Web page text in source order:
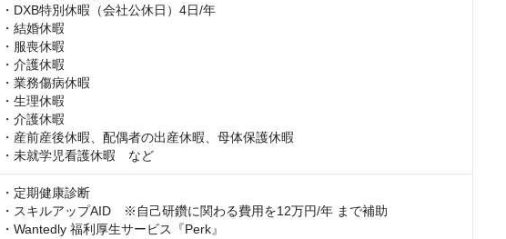
・DXB特別休暇（会社公休日）4日/年
・結婚休暇
・服喪休暇
・介護休暇
・業務傷病休暇
・生理休暇
・介護休暇
・産前産後休暇、配偶者の出産休暇、母体保護休暇
・未就学児看護休暇　など
・定期健康診断
・スキルアップAID　※自己研鑽に関わる費用を12万円/年 まで補助
・Wantedly 福利厚生サービス『Perk』